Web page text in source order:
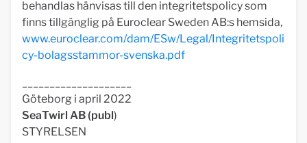
behandlas hänvisas till den integritetspolicy som
finns tillgänglig på Euroclear Sweden AB:s hemsida,
www.euroclear.com/dam/ESw/Legal/Integritetspoli
cy-bolagsstammor-svenska.pdf
Göteborg i april 2022
SeaTwirl AB (publ)
STYRELSEN